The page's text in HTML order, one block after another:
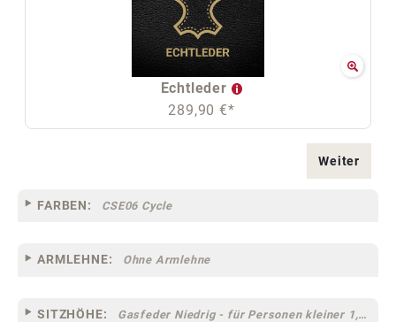
Echtleder
289,90 €*
Weiter
FARBEN: CSE06 Cycle
ARMLEHNE: Ohne Armlehne
SITZHÖHE: Gasfeder Niedrig - für Personen kleiner 1,60 m